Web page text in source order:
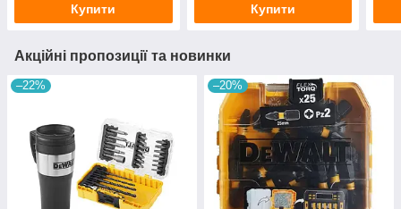
Купити Купити
Акційні пропозиції та новинки
–22% –20%